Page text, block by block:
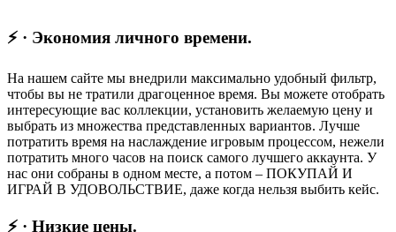
⚡ · Экономия личного времени.
На нашем сайте мы внедрили максимально удобный фильтр,
чтобы вы не тратили драгоценное время. Вы можете отобрать
интересующие вас коллекции, установить желаемую цену и
выбрать из множества представленных вариантов. Лучше
потратить время на наслаждение игровым процессом, нежели
потратить много часов на поиск самого лучшего аккаунта. У
нас они собраны в одном месте, а потом – ПОКУПАЙ И
ИГРАЙ В УДОВОЛЬСТВИЕ, даже когда нельзя выбить кейс.
⚡ · Низкие цены.